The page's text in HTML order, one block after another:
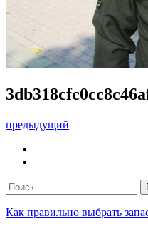
предыдущий
Как правильно выбрать